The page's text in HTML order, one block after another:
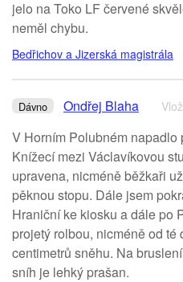
jelo na Toko LF červené
neměl chybu.
Bedřichov a Jizerská magistrála
Dávno Ondřej Blaha
V Horním Polubném napadlo
Knížecí mezi Václavíkovou
upravena, nicméně běžkaři
pěknou stopu. Dále jsem
Hraniční ke kiosku a dále po
projetý rolbou, nicméně od
centimetrů sněhu. Na
sníh je lehký prašan.